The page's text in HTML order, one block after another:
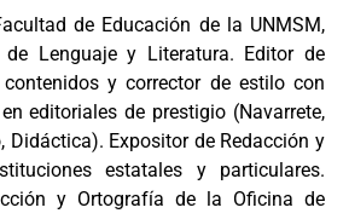
de Educación de la UNMSM,
Lenguaje y Literatura. Editor de
y corrector de estilo con
editoriales de prestigio (Navarrete,
Didáctica). Expositor de Redacción y
estatales y particulares.
y Ortografía de la Oficina de